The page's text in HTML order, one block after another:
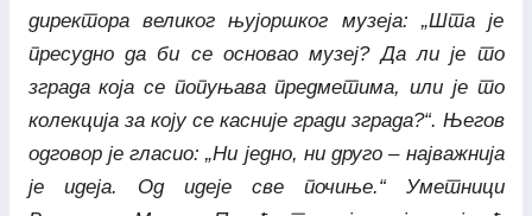
директора великог њујоршког музеја: „Шта је
пресудно да би се основао музеј? Да ли је то
зграда која се попуњава предметима, или је то
колекција за коју се касније гради зграда?“. Његов
одговор је гласио: „Ни једно, ни друго – најважнија
је идеја. Од идеје све почиње.“ Уметници